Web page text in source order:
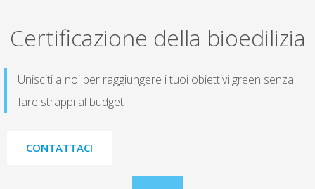
Certificazione della bioedilizia
Unisciti a noi per raggiungere i tuoi obiettivi green senza
fare strappi al budget
CONTATTACI